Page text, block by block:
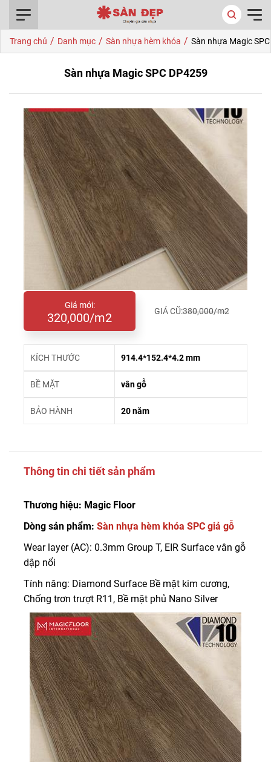
Trang chủ / Danh mục / Sàn nhựa hèm khóa / Sàn nhựa Magic
Sàn nhựa Magic SPC DP4259
Giá mới:
320,000/m2 GIÁ CŨ:380,000/m2
KÍCH THƯỚC 914.4*152.4*4.2 mm
BỀ MẶT vân gỗ
BẢO HÀNH 20 năm
Thông tin chi tiết sản phẩm
Thương hiệu: Magic Floor
Dòng sản phẩm: Sàn nhựa hèm khóa SPC giả gỗ
Wear layer (AC): 0.3mm Group T, EIR Surface vân gỗ
dập nổi
Tính năng: Diamond Surface Bề mặt kim cương,
Chống trơn trượt R11, Bề mặt phủ Nano Silver